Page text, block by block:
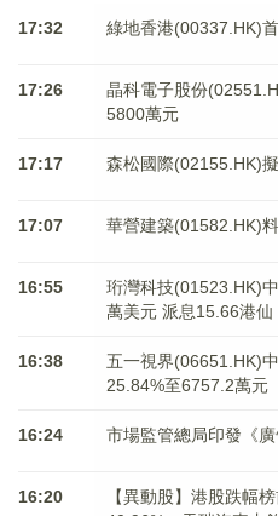
17:32 綠地香港(00337.HK)
17:26
晶科電子股份
5800萬元
17:17 森松國際(02155.HK)
17:07 華營建築(01582.HK)
16:55
珩灣科技(01523.HK)
萬美元 派息15.66港仙
16:38
五一視界(06651.HK)
25.84%至6757.2萬元
16:24 市場監管總局印發《廣
16:20
【異動股】港股跌幅